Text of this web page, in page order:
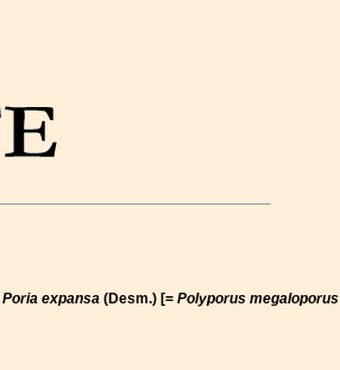
Poria expansa (Desm.) [= Polyporus megaloporus